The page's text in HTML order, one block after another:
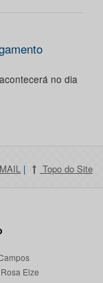
no dia
| Topo do Site
Elze